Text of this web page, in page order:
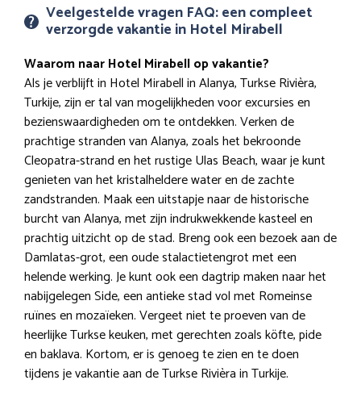
Veelgestelde vragen FAQ: een compleet
verzorgde vakantie in Hotel Mirabell
Waarom naar Hotel Mirabell op vakantie?
Als je verblijft in Hotel Mirabell in Alanya, Turkse Rivièra,
Turkije, zijn er tal van mogelijkheden voor excursies en
bezienswaardigheden om te ontdekken. Verken de
prachtige stranden van Alanya, zoals het bekroonde
Cleopatra-strand en het rustige Ulas Beach, waar je kunt
genieten van het kristalheldere water en de zachte
zandstranden. Maak een uitstapje naar de historische
burcht van Alanya, met zijn indrukwekkende kasteel en
prachtig uitzicht op de stad. Breng ook een bezoek aan de
Damlatas-grot, een oude stalactietengrot met een
helende werking. Je kunt ook een dagtrip maken naar het
nabijgelegen Side, een antieke stad vol met Romeinse
ruïnes en mozaïeken. Vergeet niet te proeven van de
heerlijke Turkse keuken, met gerechten zoals köfte, pide
en baklava. Kortom, er is genoeg te zien en te doen
tijdens je vakantie aan de Turkse Rivièra in Turkije.